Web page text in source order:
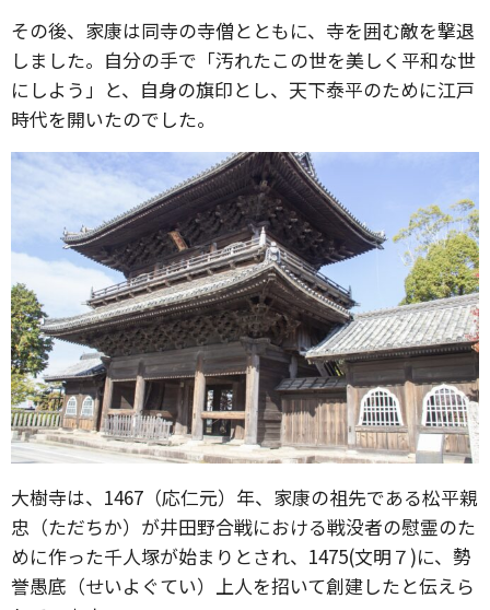
その後、家康は同寺の寺僧とともに、寺を囲む敵を撃退
しました。自分の手で「汚れたこの世を美しく平和な世
にしよう」と、自身の旗印とし、天下泰平のために江戸
時代を開いたのでした。
大樹寺は、1467（応仁元）年、家康の祖先である松平親
忠（ただちか）が井田野合戦における戦没者の慰霊のた
めに作った千人塚が始まりとされ、1475(文明７)に、勢
誉愚底（せいよぐてい）上人を招いて創建したと伝えら